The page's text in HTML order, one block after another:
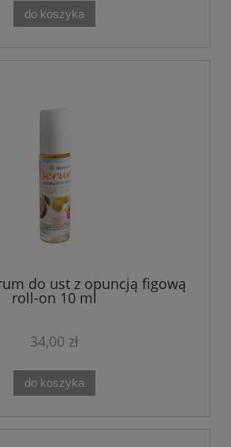
do koszyka
do ust z opuncją figową
roll-on 10 ml
34,00 zł
do koszyka